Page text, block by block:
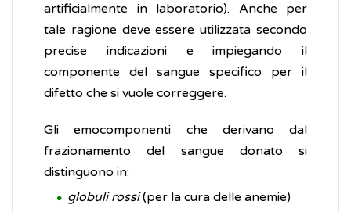
artificialmente in laboratorio). Anche per
tale ragione deve essere utilizzata secondo
precise indicazioni e impiegando il
componente del sangue specifico per il
difetto che si vuole correggere.
Gli emocomponenti che derivano dal
frazionamento del sangue donato si
distinguono in:
globuli rossi(per la cura delle anemie)